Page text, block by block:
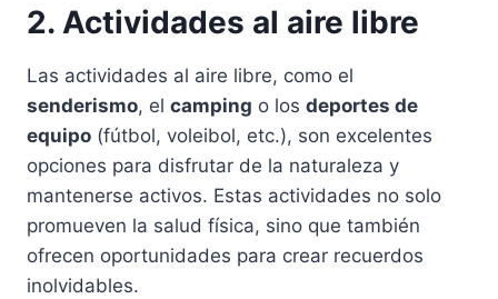
2. Actividades al aire libre
Las actividades al aire libre, como el
senderismo, el camping o los deportes de
equipo (fútbol, voleibol, etc.), son excelentes
opciones para disfrutar de la naturaleza y
mantenerse activos. Estas actividades no solo
promueven la salud física, sino que también
ofrecen oportunidades para crear recuerdos
inolvidables.